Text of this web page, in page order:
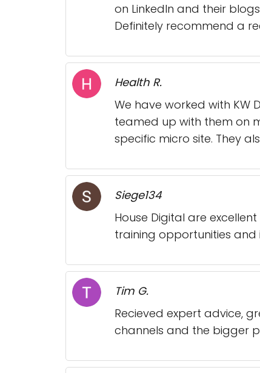
on LinkedIn and their
Definitely recommend a
Health R.
We have worked with KW
teamed up with them on
specific micro site. They
Siege134
House Digital are
training opportunities and
Tim G.
Recieved expert advice,
channels and the bigger